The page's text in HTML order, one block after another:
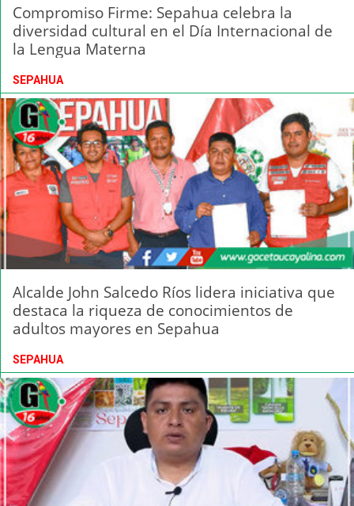
Compromiso Firme: Sepahua celebra la
diversidad cultural en el Día Internacional de
la Lengua Materna
SEPAHUA
Alcalde John Salcedo Ríos lidera iniciativa que
destaca la riqueza de conocimientos de
adultos mayores en Sepahua
SEPAHUA